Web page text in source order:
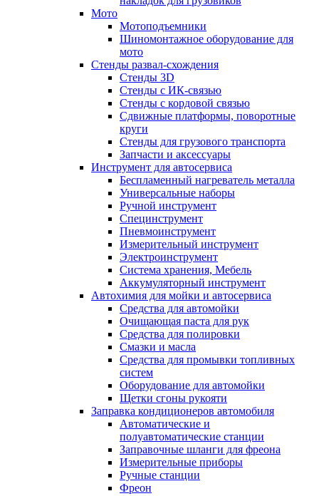
Мото
Мотоподъемники
Шиномонтажное оборудование для
мото
Стенды развал-схождения
Стенды 3D
Стенды с ИК-связью
Стенды с кордовой связью
Сдвижные платформы, поворотные
круги
Стенды для грузового транспорта
Запчасти и аксессуары
Инструмент для автосервиса
Беспламенный нагреватель металла
Универсальные наборы
Ручной инструмент
Специнструмент
Пневмоинструмент
Измерительный инструмент
Электроинструмент
Система хранения, Мебель
Аккумуляторный инструмент
Автохимия для мойки и автосервиса
Средства для автомойки
Очищающая паста для рук
Средства для полировки
Смазки и масла
Средства для промывки топливных
систем
Оборудование для автомойки
Щетки сгоны рукояти
Заправка кондиционеров автомобиля
Автоматические и
полуавтоматические станции
Заправочные шланги для фреона
Измерительные приборы
Ручные станции
Фреон